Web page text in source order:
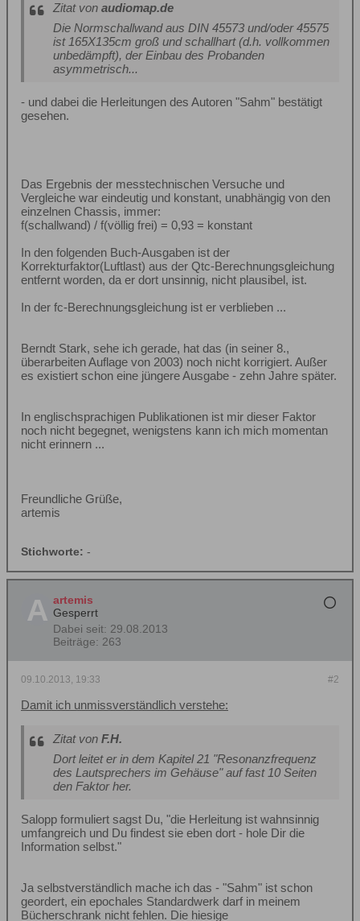
Zitat von audiomap.de
Die Normschallwand aus DIN 45573 und/oder 45575
ist 165X135cm groß und schallhart (d.h. vollkommen
unbedämpft), der Einbau des Probanden
asymmetrisch...
- und dabei die Herleitungen des Autoren "Sahm" bestätigt
gesehen.
Das Ergebnis der messtechnischen Versuche und
Vergleiche war eindeutig und konstant, unabhängig von den
einzelnen Chassis, immer:
f(schallwand) / f(völlig frei) = 0,93 = konstant
In den folgenden Buch-Ausgaben ist der
Korrekturfaktor(Luftlast) aus der Qtc-Berechnungsgleichung
entfernt worden, da er dort unsinnig, nicht plausibel, ist.
In der fc-Berechnungsgleichung ist er verblieben ...
Berndt Stark, sehe ich gerade, hat das (in seiner 8.,
überarbeiten Auflage von 2003) noch nicht korrigiert. Außer
es existiert schon eine jüngere Ausgabe - zehn Jahre später.
In englischsprachigen Publikationen ist mir dieser Faktor
noch nicht begegnet, wenigstens kann ich mich momentan
nicht erinnern ...
Freundliche Grüße,
artemis
Stichworte: -
artemis
Gesperrt
Dabei seit: 29.08.2013
Beiträge: 263
#2
09.10.2013, 19:33
Damit ich unmissverständlich verstehe:
Zitat von F.H.
Dort leitet er in dem Kapitel 21 "Resonanzfrequenz
des Lautsprechers im Gehäuse" auf fast 10 Seiten
den Faktor her.
Salopp formuliert sagst Du, "die Herleitung ist wahnsinnig
umfangreich und Du findest sie eben dort - hole Dir die
Information selbst."
Ja selbstverständlich mache ich das - "Sahm" ist schon
geordert, ein epochales Standardwerk darf in meinem
Bücherschrank nicht fehlen. Die hiesige